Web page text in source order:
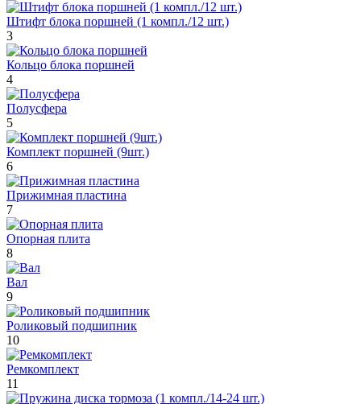
Штифт блока поршней (1 компл./12 шт.)
3
Кольцо блока поршней
4
Полусфера
5
Комплект поршней (9шт.)
6
Прижимная пластина
7
Опорная плита
8
Вал
9
Роликовый подшипник
10
Ремкомплект
11